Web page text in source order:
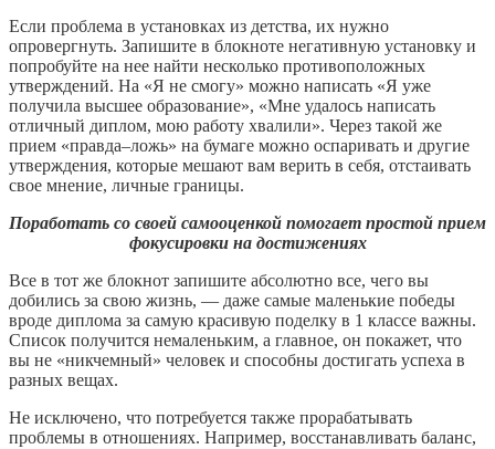
Если проблема в установках из детства, их нужно
опровергнуть. Запишите в блокноте негативную установку и
попробуйте на нее найти несколько противоположных
утверждений. На «Я не смогу» можно написать «Я уже
получила высшее образование», «Мне удалось написать
отличный диплом, мою работу хвалили». Через такой же
прием «правда–ложь» на бумаге можно оспаривать и другие
утверждения, которые мешают вам верить в себя, отстаивать
свое мнение, личные границы.
Поработать со своей самооценкой помогает простой прием
фокусировки на достижениях
Все в тот же блокнот запишите абсолютно все, чего вы
добились за свою жизнь, — даже самые маленькие победы
вроде диплома за самую красивую поделку в 1 классе важны.
Список получится немаленьким, а главное, он покажет, что
вы не «никчемный» человек и способны достигать успеха в
разных вещах.
Не исключено, что потребуется также прорабатывать
проблемы в отношениях. Например, восстанавливать баланс,